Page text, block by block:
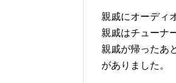
親戚にオーディ
親戚はチューナ
親戚が帰ったあ
がありました。